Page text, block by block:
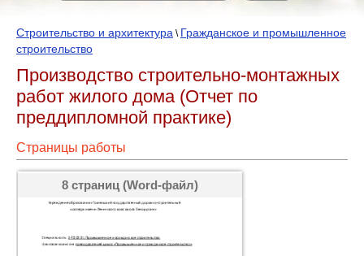
Строительство и архитектура \ Гражданское и промышленное
строительство
Производство строительно-монтажных
работ жилого дома (Отчет по
преддипломной практике)
Страницы работы
8 страниц (Word-файл)